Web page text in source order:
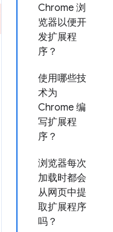
Chrome 浏
览器以便开
发扩展程
序？
使用哪些技
术为
Chrome 编
写扩展程
序？
浏览器每次
加载时都会
从网页中提
取扩展程序
吗？